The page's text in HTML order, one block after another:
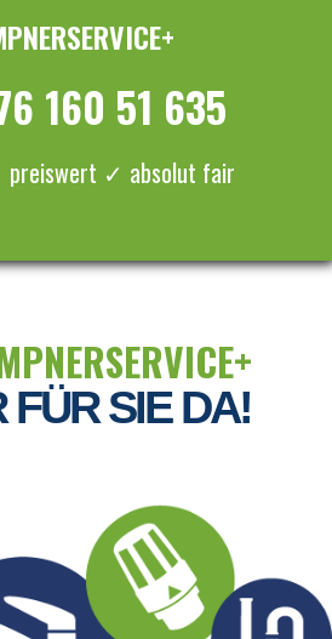
160 51 635
✓ absolut fair
FÜR SIE DA!